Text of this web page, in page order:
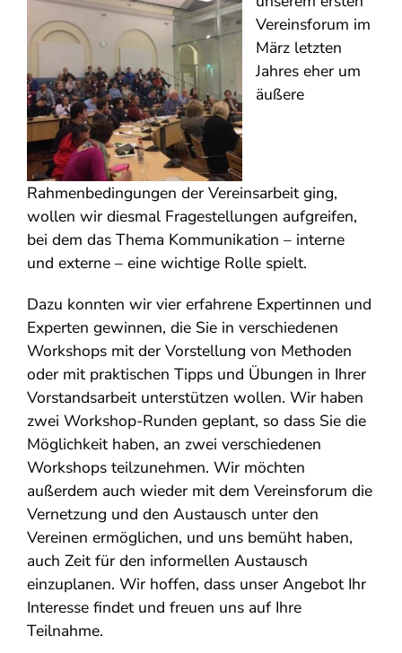
Vereinsforum im
März letzten
Jahres eher um
äußere
Rahmenbedingungen der Vereinsarbeit ging,
wollen wir diesmal Fragestellungen aufgreifen,
bei dem das Thema Kommunikation – interne
und externe – eine wichtige Rolle spielt.
Dazu konnten wir vier erfahrene Expertinnen und
Experten gewinnen, die Sie in verschiedenen
Workshops mit der Vorstellung von Methoden
oder mit praktischen Tipps und Übungen in Ihrer
Vorstandsarbeit unterstützen wollen. Wir haben
zwei Workshop-Runden geplant, so dass Sie die
Möglichkeit haben, an zwei verschiedenen
Workshops teilzunehmen. Wir möchten
außerdem auch wieder mit dem Vereinsforum die
Vernetzung und den Austausch unter den
Vereinen ermöglichen, und uns bemüht haben,
auch Zeit für den informellen Austausch
einzuplanen. Wir hoffen, dass unser Angebot Ihr
Interesse findet und freuen uns auf Ihre
Teilnahme.